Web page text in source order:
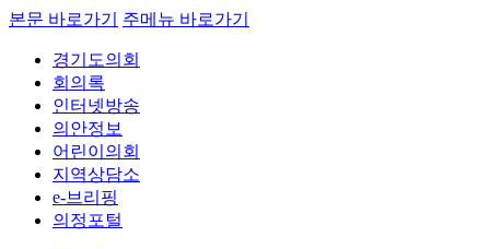
본문 바로가기 주메뉴 바로가기
경기도의회
회의록
인터넷방송
의안정보
어린이의회
지역상담소
e-브리핑
의정포털